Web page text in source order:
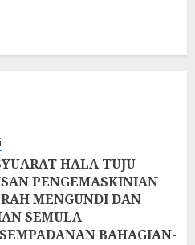
HALA TUJU
PENGEMASKINIAN
MENGUNDI DAN
SEMULA
BAHAGIAN-